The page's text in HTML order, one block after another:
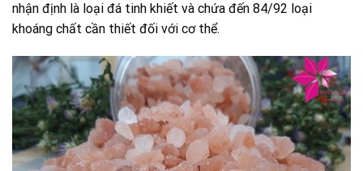
nhận định là loại đá tinh khiết và chứa đến 84/92 loại
khoáng chất cần thiết đối với cơ thể.